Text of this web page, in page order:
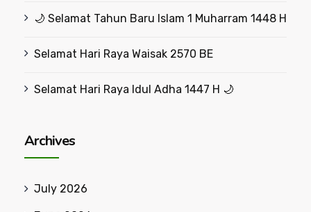
🌙 Selamat Tahun Baru Islam 1 Muharram 1448 H
Selamat Hari Raya Waisak 2570 BE
Selamat Hari Raya Idul Adha 1447 H 🌙
Archives
July 2026